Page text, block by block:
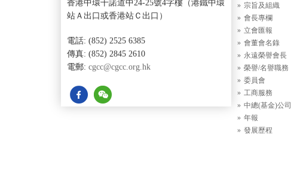
香港中環干諾道中24-25號4字樓（港鐵中環
站Ａ出口或香港站Ｃ出口）
電話: (852) 2525 6385
傳真: (852) 2845 2610
電郵: cgcc@cgcc.org.hk
宗旨及組織
會長專欄
立會匯報
會董會名錄
永遠榮譽會長
榮譽/名譽職務
委員會
工商服務
中總(基金)公司
年報
發展歷程